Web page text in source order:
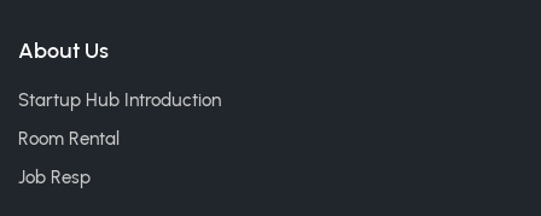
About Us
Startup Hub Introduction
Room Rental
Job Resp